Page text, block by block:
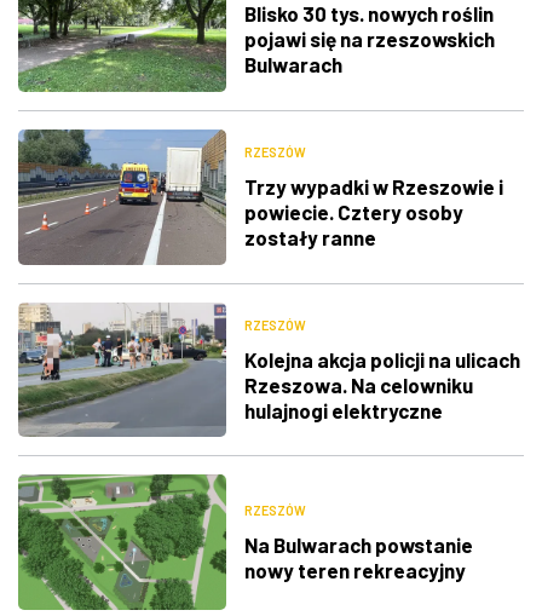
Blisko 30 tys. nowych roślin
pojawi się na rzeszowskich
Bulwarach
RZESZÓW
Trzy wypadki w Rzeszowie i
powiecie. Cztery osoby
zostały ranne
RZESZÓW
Kolejna akcja policji na ulicach
Rzeszowa. Na celowniku
hulajnogi elektryczne
RZESZÓW
Na Bulwarach powstanie
nowy teren rekreacyjny